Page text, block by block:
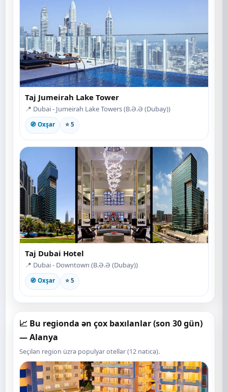
Taj Jumeirah Lake Tower
📍 Dubai - Jumeirah Lake Towers (B.Ə.Ə (Dubay))
🧭 Oxşar ⭐ 5
Taj Dubai Hotel
📍 Dubai - Downtown (B.Ə.Ə (Dubay))
🧭 Oxşar ⭐ 5
📈 Bu regionda ən çox baxılanlar (son 30 gün)
— Alanya
Seçilən region üzrə populyar otellər (12 nəticə).